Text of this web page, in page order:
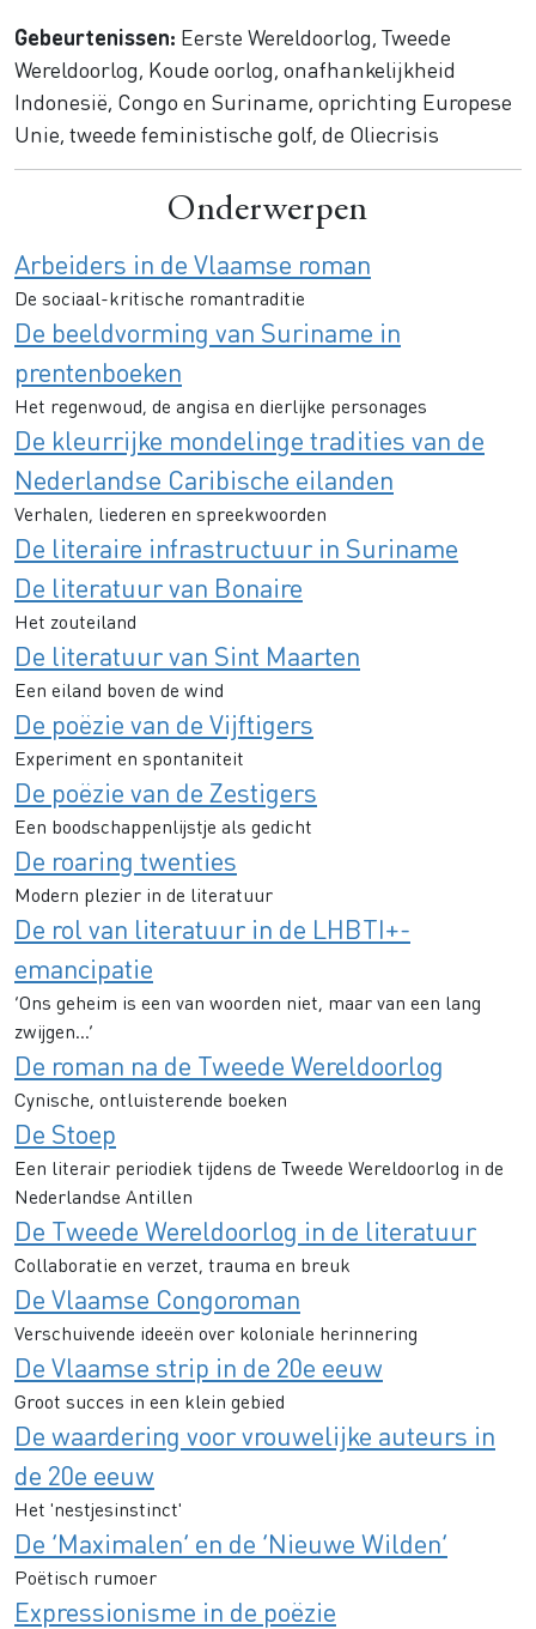
Gebeurtenissen: Eerste Wereldoorlog, Tweede
Wereldoorlog, Koude oorlog, onafhankelijkheid
Indonesië, Congo en Suriname, oprichting Europese
Unie, tweede feministische golf, de Oliecrisis
Onderwerpen
Arbeiders in de Vlaamse roman
De sociaal-kritische romantraditie
De beeldvorming van Suriname in
prentenboeken
Het regenwoud, de angisa en dierlijke personages
De kleurrijke mondelinge tradities van de
Nederlandse Caribische eilanden
Verhalen, liederen en spreekwoorden
De literaire infrastructuur in Suriname
De literatuur van Bonaire
Het zouteiland
De literatuur van Sint Maarten
Een eiland boven de wind
De poëzie van de Vijftigers
Experiment en spontaniteit
De poëzie van de Zestigers
Een boodschappenlijstje als gedicht
De roaring twenties
Modern plezier in de literatuur
De rol van literatuur in de LHBTI+-
emancipatie
‘Ons geheim is een van woorden niet, maar van een lang
zwijgen…’
De roman na de Tweede Wereldoorlog
Cynische, ontluisterende boeken
De Stoep
Een literair periodiek tijdens de Tweede Wereldoorlog in de
Nederlandse Antillen
De Tweede Wereldoorlog in de literatuur
Collaboratie en verzet, trauma en breuk
De Vlaamse Congoroman
Verschuivende ideeën over koloniale herinnering
De Vlaamse strip in de 20e eeuw
Groot succes in een klein gebied
De waardering voor vrouwelijke auteurs in
de 20e eeuw
Het 'nestjesinstinct'
De ‘Maximalen’ en de ‘Nieuwe Wilden’
Poëtisch rumoer
Expressionisme in de poëzie